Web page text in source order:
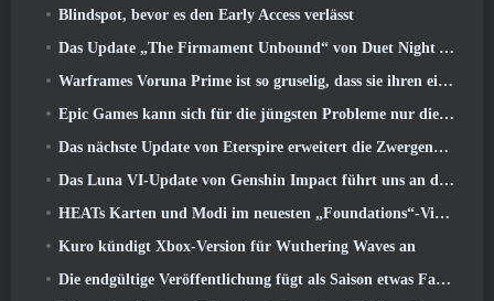
Blindspot, bevor es den Early Access verlässt
Das Update „The Firmament Unbound“ von Duet Night Abyss schließt die Geschichte von Huaxu ab
Warframes Voruna Prime ist so gruselig, dass sie ihren eigenen Red-Band-Trailer bekommen hat
Epic Games kann sich für die jüngsten Probleme nur die Schuld geben
Das nächste Update von Eterspire erweitert die Zwergenminen und bietet eine vollständige Überarbeitung des Bosskampfs
Das Luna VI-Update von Genshin Impact führt uns an den Ort, von dem Mondstadt immer wieder spricht, den wir aber noch nie gesehen haben
HEATs Karten und Modi im neuesten „Foundations“-Video
Kuro kündigt Xbox-Version für Wuthering Waves an
Die endgültige Veröffentlichung fügt als Saison etwas Fantasie hinzu 10 Startet